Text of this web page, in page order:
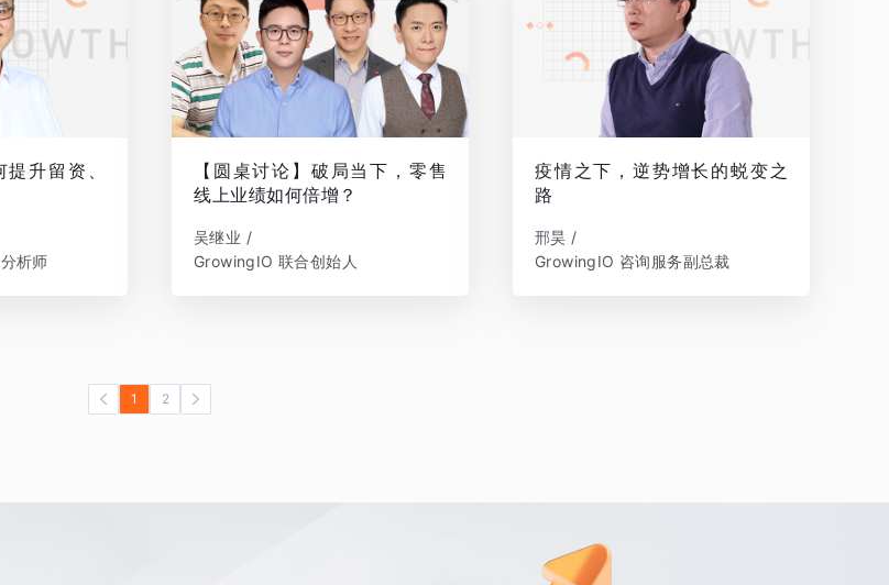
升留资、
析师
【圆桌讨论】破局当下，零售
线上业绩如何倍增？
吴继业 /
GrowingIO 联合创始人
疫情之下，逆势增长的蜕变之
路
邢昊 /
GrowingIO 咨询服务副总裁
1 2